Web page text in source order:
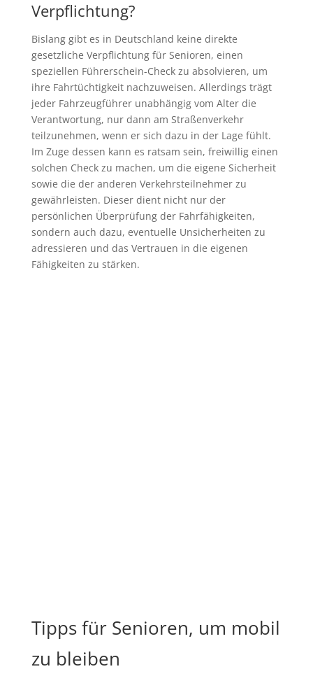
Verpflichtung?
Bislang gibt es in Deutschland keine direkte
gesetzliche Verpflichtung für Senioren, einen
speziellen Führerschein-Check zu absolvieren, um
ihre Fahrtüchtigkeit nachzuweisen. Allerdings trägt
jeder Fahrzeugführer unabhängig vom Alter die
Verantwortung, nur dann am Straßenverkehr
teilzunehmen, wenn er sich dazu in der Lage fühlt.
Im Zuge dessen kann es ratsam sein, freiwillig einen
solchen Check zu machen, um die eigene Sicherheit
sowie die der anderen Verkehrsteilnehmer zu
gewährleisten. Dieser dient nicht nur der
persönlichen Überprüfung der Fahrfähigkeiten,
sondern auch dazu, eventuelle Unsicherheiten zu
adressieren und das Vertrauen in die eigenen
Fähigkeiten zu stärken.
Tipps für Senioren, um mobil
zu bleiben